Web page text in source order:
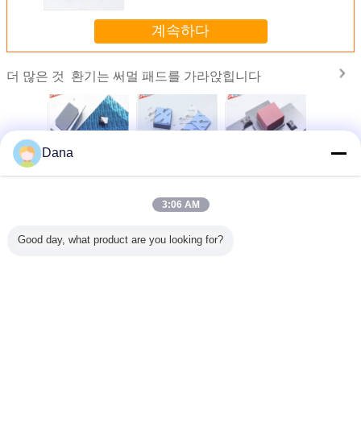
계속하다
더 많은 것 환기는 써멀 패드를 가라앉힙니다
수하는
전원을
인기 회색
실리콘 헤드 싱크
을위한 열 패드
된 CPU 디스플레
지정 실리
Dana
3:06 AM
Good day, what product are you looking for?